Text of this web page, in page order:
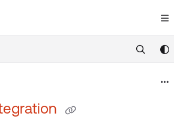
Index
index at:
https://